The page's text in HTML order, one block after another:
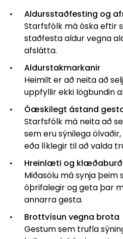
Aldursstaðfesting og
Starfsfólk má óska eftir
staðfesta aldur vegna
afslátta.
Aldurstakmarkanir
Heimilt er að neita að
uppfyllir ekki lögbundin
Óæskilegt ástand
Starfsfólk má neita að
sem eru sýnilega
eða líklegir til að valda
Hreinlæti og
Miðasölu má synja
óþrifalegir og geta þar
annarra gesta.
Brottvísun vegna brota
Gestum sem trufla